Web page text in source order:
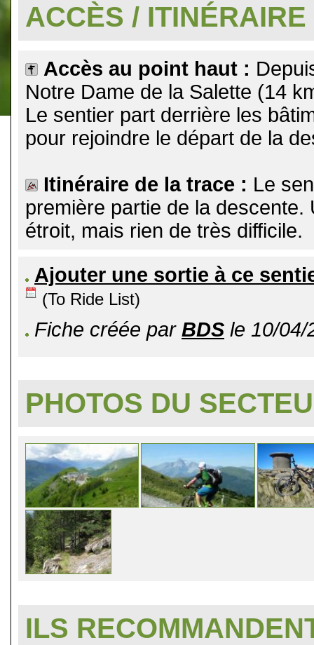
ACCÈS / ITINÉRAIRE
Accès au point haut :
Notre Dame de la Salette (14
Le sentier part derrière les
pour rejoindre le départ de la
Itinéraire de la trace : Le
première partie de la
étroit, mais rien de très difficile.
Ajouter une sortie à ce
(To Ride List)
Fiche créée par BDS le 10/04/
PHOTOS DU
ILS